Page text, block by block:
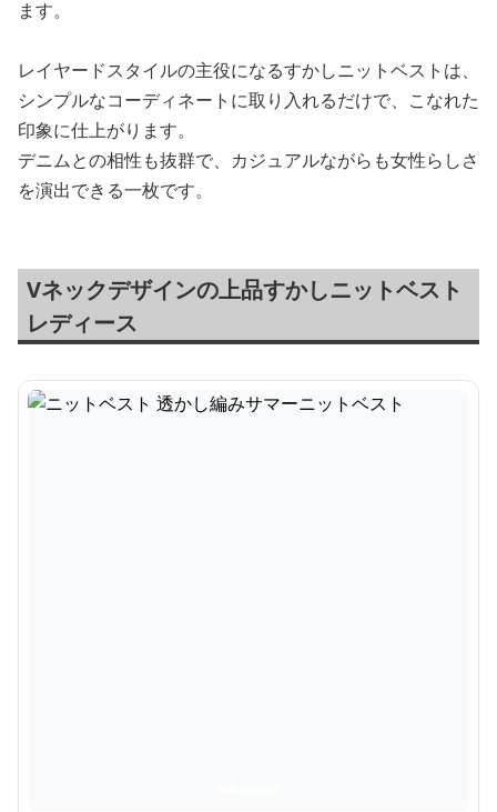
ます。
レイヤードスタイルの主役になるすかしニットベストは、
シンプルなコーディネートに取り入れるだけで、こなれた
印象に仕上がります。
デニムとの相性も抜群で、カジュアルながらも女性らしさ
を演出できる一枚です。
Vネックデザインの上品すかしニットベスト
レディース